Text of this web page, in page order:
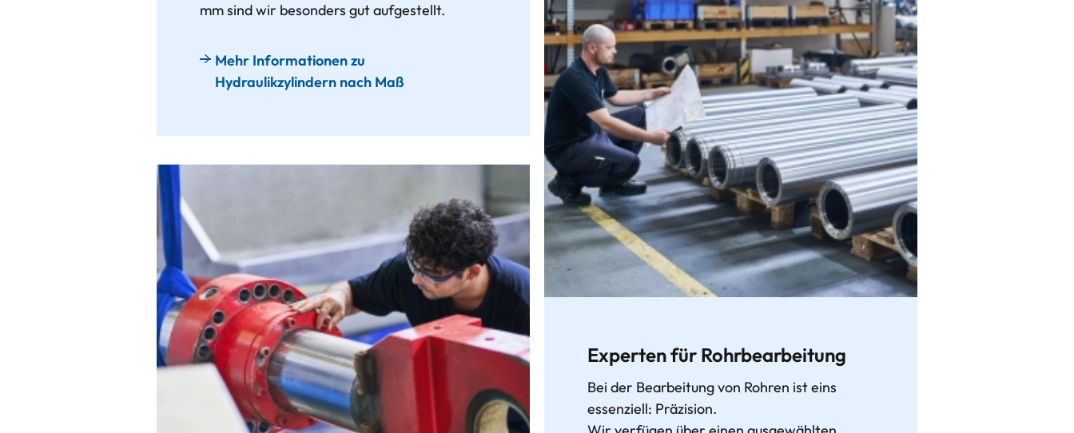
mm sind wir besonders gut aufgestellt.
Mehr Informationen zu
Hydraulikzylindern nach Maß
Experten für Rohrbearbeitung
Bei der Bearbeitung von Rohren ist eins
essenziell: Präzision.